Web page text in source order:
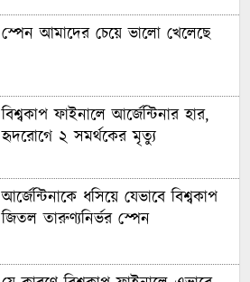
স্পেন আমাদের চেয়ে ভালো খেলেছে
বিশ্বকাপ ফাইনালে আর্জেন্টিনার হার,
হৃদরোগে ২ সমর্থকের মৃত্যু
আর্জেন্টিনাকে ধসিয়ে যেভাবে বিশ্বকাপ
জিতল তারুণ্যনির্ভর স্পেন